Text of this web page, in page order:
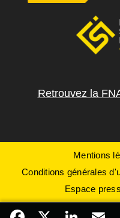
Facebook LinkedIn
Retrouvez la
Mentions
Conditions générales
Espace